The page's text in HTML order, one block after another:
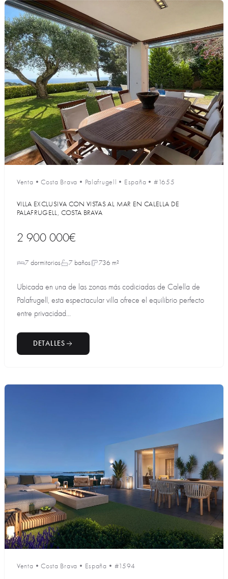
Venta •Costa Brava • Palafrugell • España • #1655
VILLA EXCLUSIVA CON VISTAS AL MAR EN CALELLA DE
PALAFRUGELL, COSTA BRAVA
2 900 000€
7 dormitorios 7 baños 736 m²
Ubicada en una de las zonas más codiciadas de Calella de
Palafrugell, esta espectacular villa ofrece el equilibrio perfecto
entre privacidad...
DETALLES
Venta •Costa Brava • España • #1594